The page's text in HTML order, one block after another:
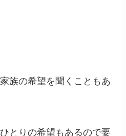
族の希望を聞くこともあ
とりの希望もあるので要